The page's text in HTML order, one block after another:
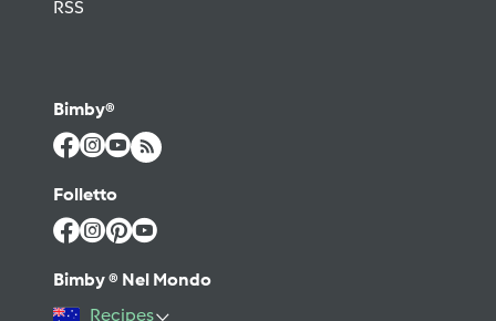
RSS
Bimby®
Folletto
Bimby ® Nel Mondo
Recipes